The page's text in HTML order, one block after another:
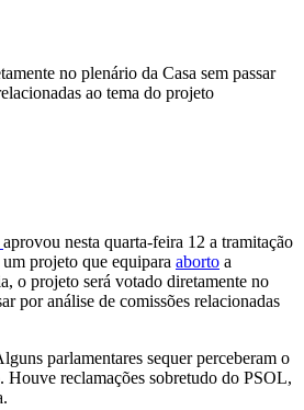
no plenário da Casa sem passar
ao tema do projeto
aprovou nesta quarta-feira 12 a tramitação
projeto que equipara aborto a
o projeto será votado diretamente no
por análise de comissões relacionadas
parlamentares sequer perceberam o
Houve reclamações sobretudo do PSOL,